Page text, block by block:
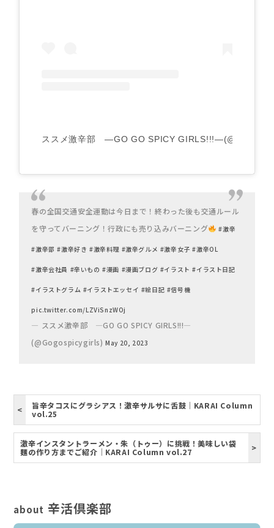
ススメ激辛部 —GO GO SPICY
春の全国交通安全運動は今日まで！終わった後も交通ルール
を守ってバーニング！行政にも売り込みバーニング
#激辛
#激辛部 #激辛好き #激辛料理 #激辛グルメ #激辛女子 #激辛OL
#激辛会社員 #辛いもの #漫画 #漫画ブログ #イラスト #イラスト日記
#イラストグラム #イラストエッセイ #絵日記 #信号機
pic.twitter.com/LZViSnzWOj
— ススメ激辛部 —GO GO SPICY GIRLS!!!—
(@Gogospicygirls)May 20, 2023
旨辛タコスにグラシアス！激辛サルサに舌鼓｜KARAI Column
vol.25
激辛インスタントラーメン・朱（トゥー）に挑戦！美味しい袋
麺の作り方までご紹介｜KARAI Column vol.27
about 辛活倶楽部